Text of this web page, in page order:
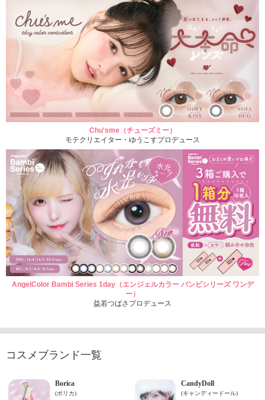
Chu'sme（チューズミー）
モテクリエイター・ゆうこすプロデュース
AngelColor Bambi Series 1day（エンジェルカラー バンビシリーズ ワンデ
ー）
益若つばさプロデュース
コスメブランド一覧